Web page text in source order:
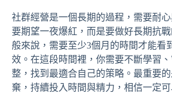
社群經營是一個長期的過程，需要耐
要期望一夜爆紅，而是要做好長期抗
般來說，需要至少3個月的時間才能看
效。在這段時間裡，你需要不斷學習
整，找到最適合自己的策略。最重要
棄，持續投入時間與精力，相信一定